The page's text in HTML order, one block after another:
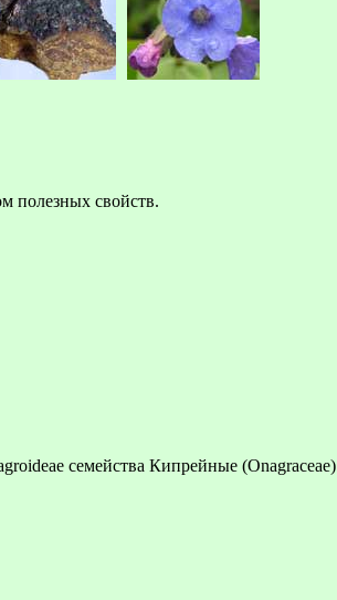
полезных свойств.
семейства Кипрейные (Onagraceae)